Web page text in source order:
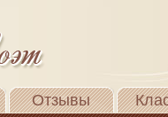
Отзывы